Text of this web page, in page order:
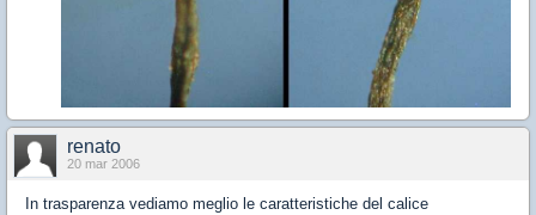
renato
20 mar 2006
In trasparenza vediamo meglio le caratteristiche del calice